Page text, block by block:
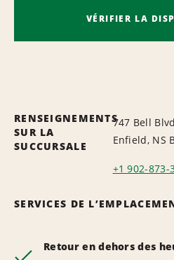
VÉRIFIER LA
RENSEIGNEMENTS
SUR LA
SUCCURSALE
747 Bell
Enfield, NS
+1 902-873-
SERVICES DE
Retour en dehors des